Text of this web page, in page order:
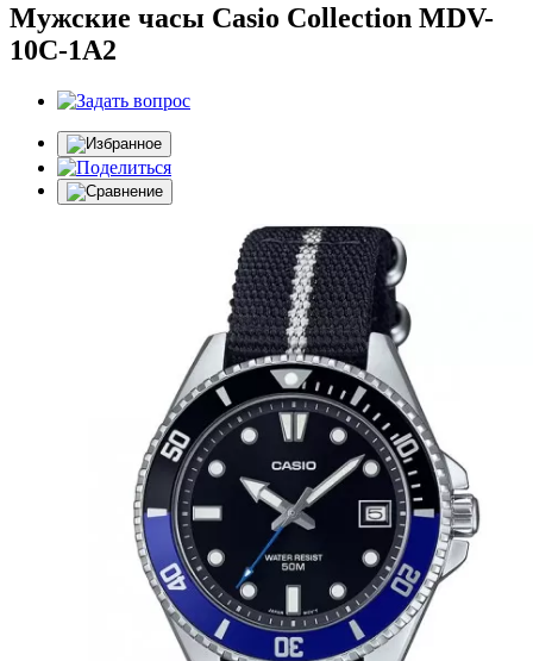
Мужские часы Casio Collection MDV-
10C-1A2